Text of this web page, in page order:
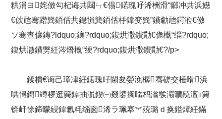
粠涓ヨ姹傚勾杞诲共閮ㄣ€傝鍩瑰吇浠栦滑“鎯冲共浜嬨
€佽兘骞蹭簨銆佸共鎴愪簨銆佸杽鍏变簨”鐨勮兘鍔涖€傚
ソ骞查儴鏄?ldquo;鑲?rdquo;鍑烘潵鐨勩€佹槸“缁?rdquo;
鍑烘潵鐨勶紝涔熸槸“绠?rdquo;鍑烘潵鐨勩€?/p>
鍒樻€诲己璋冿紝鍩瑰吇閫夋嫈浼樼骞磋交棰嗗浜
哄憳鏄竴椤逛簨鍏抽泦鍥㈠叕鍙搁暱杩滃彂灞曠殑澶т簨
锛屽悇鍗曚綅鍏氱粍缁囪浠ラ珮搴︾殑璐ｄ换鎰燂紝鏋